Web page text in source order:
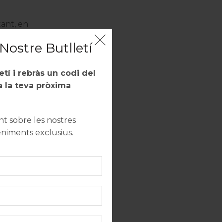
Butlletí
i rebràs un codi del
la teva pròxima
sobre les nostres
exclusius.
en
moltes
de
a Cellers
que